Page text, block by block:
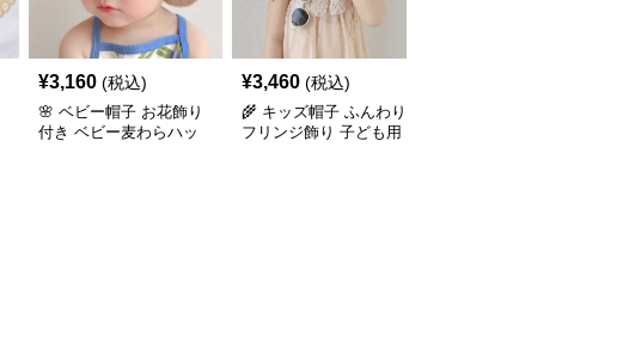
¥3,160 (税込)
🌸 ベビー帽子 お花飾り
付き ベビー麦わらハッ
¥3,460 (税込)
🌾 キッズ帽子 ふんわり
フリンジ飾り 子ども用